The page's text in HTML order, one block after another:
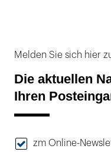
Melden Sie sich hier
Die aktuellen
Ihren
zm Online-